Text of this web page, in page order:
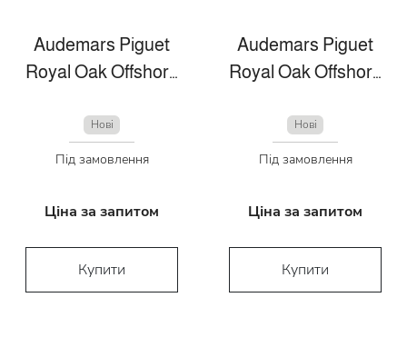
Audemars Piguet
Royal Oak Offshore
Нові
Під замовлення
Ціна за запитом
Купити
Audemars Piguet
Royal Oak Offshore
Нові
Під замовлення
Ціна за запитом
Купити